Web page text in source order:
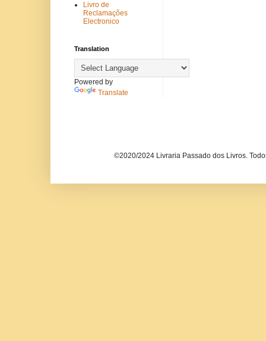
Livro de
Reclamações
Electronico
Translation
Powered by
Translate
©2020/2024 Livraria Passado dos Livros.